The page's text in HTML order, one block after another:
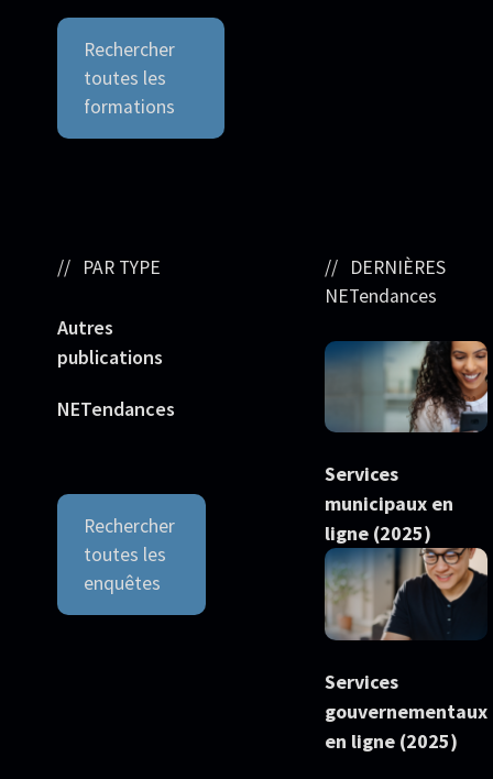
Rechercher
toutes les
formations
PAR TYPE
Autres
publications
NETendances
Rechercher
toutes les
enquêtes
DERNIÈRES
NETendances
Services
municipaux en
ligne (2025)
Services
gouvernementaux
en ligne (2025)